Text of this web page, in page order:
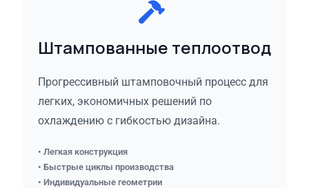
Штампованные теплоотвод
Прогрессивный штамповочный процесс для
легких, экономичных решений по
охлаждению с гибкостью дизайна.
• Легкая конструкция
• Быстрые циклы производства
• Индивидуальные геометрии